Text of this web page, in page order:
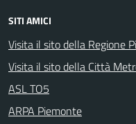
SITI AMICI
Visita il sito della Regione
Visita il sito della Città
ASL TO5
ARPA Piemonte